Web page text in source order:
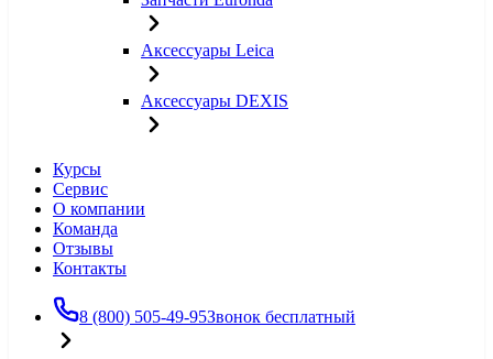
Аксессуары Leica
Аксессуары DEXIS
Курсы
Сервис
О компании
Команда
Отзывы
Контакты
8 (800) 505-49-95Звонок бесплатный